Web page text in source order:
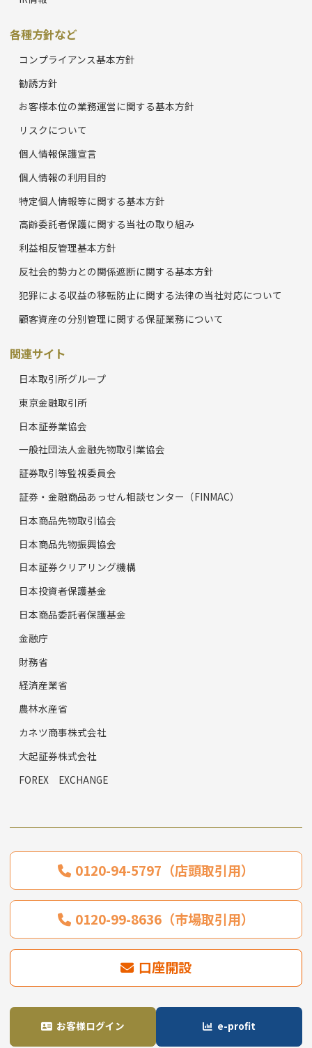
各種方針など
コンプライアンス基本方針
勧誘方針
お客様本位の業務運営に関する基本方針
リスクについて
個人情報保護宣言
個人情報の利用目的
特定個人情報等に関する基本方針
高齢委託者保護に関する当社の取り組み
利益相反管理基本方針
反社会的勢力との関係遮断に関する基本方針
犯罪による収益の移転防止に関する法律の当社対応について
顧客資産の分別管理に関する保証業務について
関連サイト
日本取引所グループ
東京金融取引所
日本証券業協会
一般社団法人金融先物取引業協会
証券取引等監視委員会
証券・金融商品あっせん相談センター（FINMAC）
日本商品先物取引協会
日本商品先物振興協会
日本証券クリアリング機構
日本投資者保護基金
日本商品委託者保護基金
金融庁
財務省
経済産業省
農林水産省
カネツ商事株式会社
大起証券株式会社
FOREX EXCHANGE
0120-94-5797（店頭取引用）
0120-99-8636（市場取引用）
口座開設
お客様ログイン e-profit